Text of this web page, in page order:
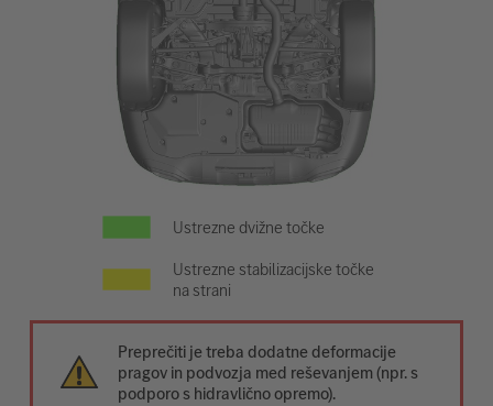
Ustrezne dvižne točke
Ustrezne stabilizacijske točke
na strani
Preprečiti je treba dodatne deformacije
pragov in podvozja med reševanjem (npr. s
podporo s hidravlično opremo).